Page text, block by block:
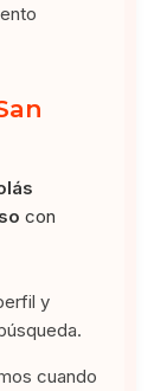
con
y
cuando